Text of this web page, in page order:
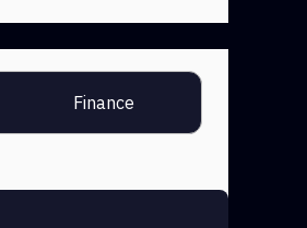
Finance